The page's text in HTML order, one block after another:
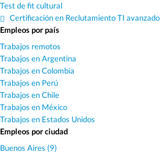
Test de fit cultural
Certificación en Reclutamiento TI avanzado
Empleos por país
Trabajos remotos
Trabajos en Argentina
Trabajos en Colombia
Trabajos en Perú
Trabajos en Chile
Trabajos en México
Trabajos en Estados Unidos
Empleos por ciudad
Buenos Aires (9)